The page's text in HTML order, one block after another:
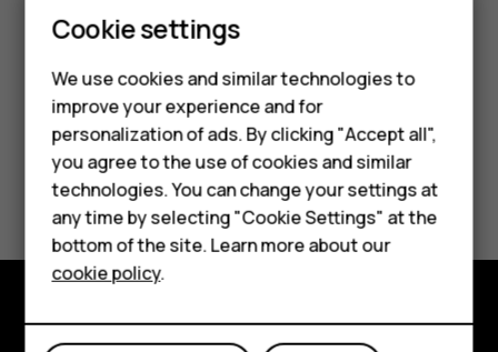
Smartphones
Feature phones
Phones for kids
Accessories
HMD Terra M
For business
Tablets
प्रदर्शन आकार का स्तर विकल्प का स्लाइडर खींचें.
Did you find this helpful?
Yes No
Explore
Cookie settings
We use cookies and similar technologies to
improve your experience and for
personalization of ads. By clicking "Accept all",
you agree to the use of cookies and similar
technologies. You can change your settings at
any time by selecting "Cookie Settings" at the
bottom of the site. Learn more about our
cookie policy.